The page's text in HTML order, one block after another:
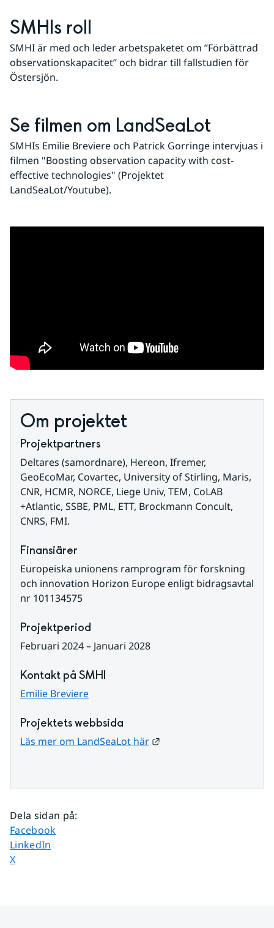
SMHIs roll
SMHI är med och leder arbetspaketet om ”Förbättrad
observationskapacitet” och bidrar till fallstudien för
Östersjön.
Se filmen om LandSeaLot
SMHIs Emilie Breviere och Patrick Gorringe intervjuas i
filmen "Boosting observation capacity with cost-
effective technologies" (Projektet
LandSeaLot/Youtube).
Om projektet
Projektpartners
Deltares (samordnare), Hereon, Ifremer,
GeoEcoMar, Covartec, University of Stirling, Maris,
CNR, HCMR, NORCE, Liege Univ, TEM, CoLAB
+Atlantic, SSBE, PML, ETT, Brockmann Concult,
CNRS, FMI.
Finansiärer
Europeiska unionens ramprogram för forskning
och innovation Horizon Europe enligt bidragsavtal
nr 101134575
Projektperiod
Februari 2024 – Januari 2028
Kontakt på SMHI
Emilie Breviere
Projektets webbsida
Läs mer om LandSeaLot här
Dela sidan på:
Dela sidan på
Facebook
Dela sidan på
LinkedIn
Dela sidan på
X